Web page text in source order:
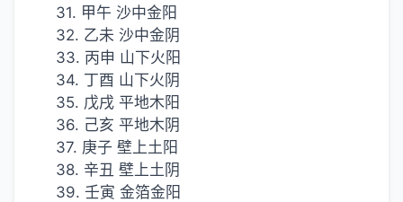
31. 甲午 沙中金阳
32. 乙未 沙中金阴
33. 丙申 山下火阳
34. 丁酉 山下火阴
35. 戊戌 平地木阳
36. 己亥 平地木阴
37. 庚子 壁上土阳
38. 辛丑 壁上土阴
39. 壬寅 金箔金阳